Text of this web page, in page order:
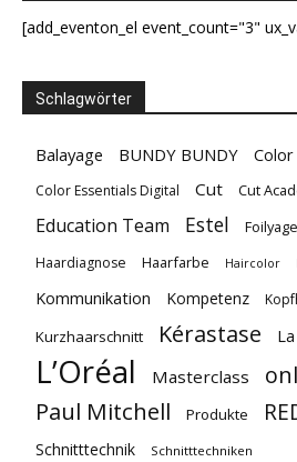
[add_eventon_el event_count="3"
Schlagwörter
Balayage BUNDY BUNDY Color
Color Essentials Digital Cut Cut
Education Team Estel Foilyage
Haardiagnose
Haarfarbe Haircolor
Kommunikation Kompetenz
Kurzhaarschnitt Kérastase
L’Oréal Masterclass
Paul Mitchell Produkte
Schnitttechnik Schnitttechniken